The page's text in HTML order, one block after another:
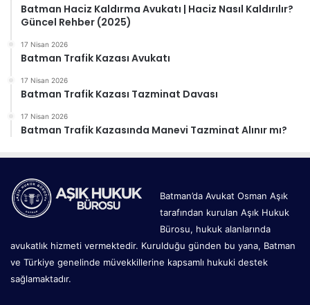
Batman Haciz Kaldırma Avukatı | Haciz Nasıl Kaldırılır?
Güncel Rehber (2025)
17 Nisan 2026
Batman Trafik Kazası Avukatı
17 Nisan 2026
Batman Trafik Kazası Tazminat Davası
17 Nisan 2026
Batman Trafik Kazasında Manevi Tazminat Alınır mı?
Batman’da Avukat Osman Aşık
tarafından kurulan Aşık Hukuk
Bürosu, hukuk alanlarında
avukatlık hizmeti vermektedir. Kurulduğu günden bu yana, Batman
ve Türkiye genelinde müvekkillerine kapsamlı hukuki destek
sağlamaktadır.